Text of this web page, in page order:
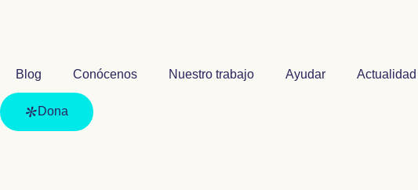
Blog Conócenos Nuestro trabajo Ayudar Actualidad
Dona